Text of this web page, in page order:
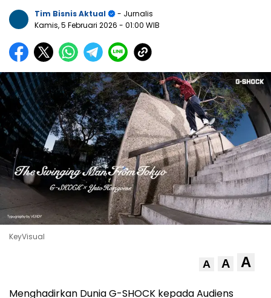
Tim Bisnis Aktual
- Jurnalis
Kamis, 5 Februari 2026 - 01:00 WIB
KeyVisual
A A A
Menghadirkan Dunia G-SHOCK kepada Audiens